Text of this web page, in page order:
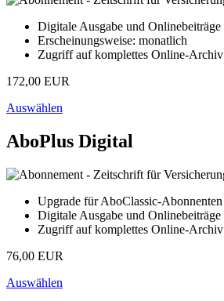
Digitale Ausgabe und Onlinebeiträge
Erscheinungsweise: monatlich
Zugriff auf komplettes Online-Archiv
172,00 EUR
Auswählen
AboPlus Digital
Upgrade für AboClassic-Abonnenten
Digitale Ausgabe und Onlinebeiträge
Zugriff auf komplettes Online-Archiv
76,00 EUR
Auswählen